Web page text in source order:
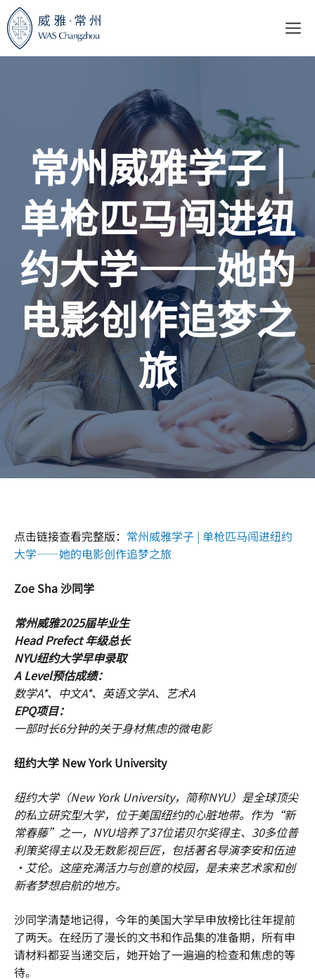
至
内
容
菜
常州威雅学子 |
单枪匹马闯进纽
约大学——她的
电影创作追梦之
旅
点击链接查看完整版： 常州威雅学子 | 单枪匹马闯进纽约
大学——她的电影创作追梦之旅
Zoe Sha 沙同学
常州威雅2025届毕业生
Head Prefect 年级总长
NYU纽约大学早申录取
A Level预估成绩：
数学A*、中文A*、英语文学A、艺术A
EPQ项目：
一部时长6分钟的关于身材焦虑的微电影
纽约大学 New York University
纽约大学（New York University，简称NYU）是全球顶尖
的私立研究型大学，位于美国纽约的心脏地带。作为“新
常春藤”之一，NYU培养了37位诺贝尔奖得主、30多位普
利策奖得主以及无数影视巨匠，包括著名导演李安和伍迪
·艾伦。这座充满活力与创意的校园，是未来艺术家和创
新者梦想启航的地方。
沙同学清楚地记得，今年的美国大学早申放榜比往年提前
了两天。在经历了漫长的文书和作品集的准备期，所有申
请材料都妥当递交后，她开始了一遍遍的检查和焦虑的等
待。